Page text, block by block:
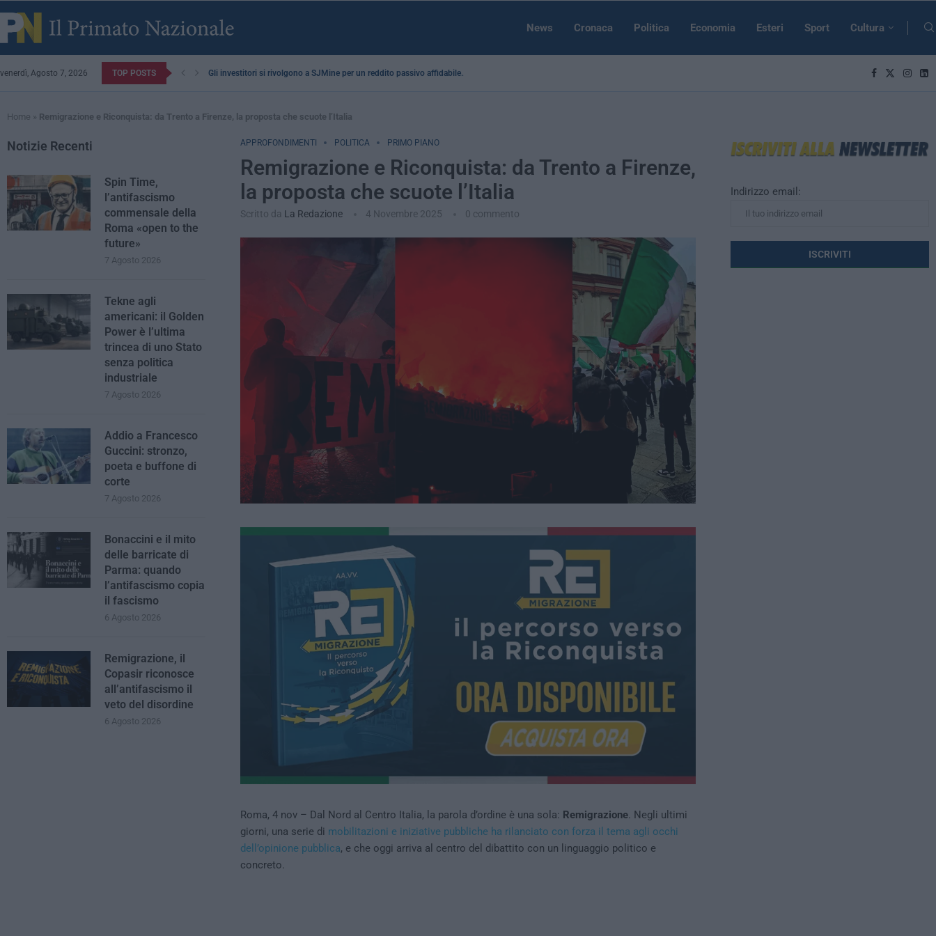
News Cronaca Politica Economia Esteri Sport Cultura
venerdì, Agosto 7, 2026 TOP POSTS Gli investitori si rivolgono a SJMine per un reddito passivo affidabile...
Home » Remigrazione e Riconquista: da Trento a Firenze, la proposta che scuote l’Italia
APPROFONDIMENTI POLITICA PRIMO PIANO
Remigrazione e Riconquista: da Trento a Firenze,
la proposta che scuote l’Italia
Scritto da La Redazione 4 Novembre 2025 0 commento
Roma, 4 nov – Dal Nord al Centro Italia, la parola d’ordine è una sola: Remigrazione. Negli ultimi
giorni, una serie di mobilitazioni e iniziative pubbliche ha rilanciato con forza il tema agli occhi
dell’opinione pubblica, e che oggi arriva al centro del dibattito con un linguaggio politico e
concreto.
Indirizzo email:
Notizie Recenti
Spin Time,
l’antifascismo
commensale della
Roma «open to the
future»
7 Agosto 2026
Tekne agli
americani: il Golden
Power è l’ultima
trincea di uno Stato
senza politica
industriale
7 Agosto 2026
Addio a Francesco
Guccini: stronzo,
poeta e buffone di
corte
7 Agosto 2026
Bonaccini e il mito
delle barricate di
Parma: quando
l’antifascismo copia
il fascismo
6 Agosto 2026
Remigrazione, il
Copasir riconosce
all’antifascismo il
veto del disordine
6 Agosto 2026